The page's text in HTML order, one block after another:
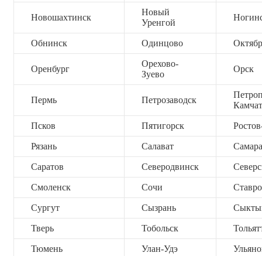
Новошахтинск
Новый
Уренгой
Обнинск Одинцово
Оренбург
Орехово-
Зуево
Орск
Пермь Петрозаводск
Псков Пятигорск
Рязань Салават Самара
Саратов Северодвинск
Смоленск Сочи
Сургут Сызрань
Тверь Тобольск
Тюмень Улан-Удэ